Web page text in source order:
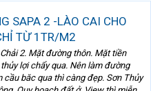
SAPA 2 -LÀO CAI CHO
TỪ 1TR/M2
2. Mặt đường thôn. Mặt tiền
lợi chẩy qua. Nên làm đường
cầu băc qua thì càng đẹp. Sơn Thủy